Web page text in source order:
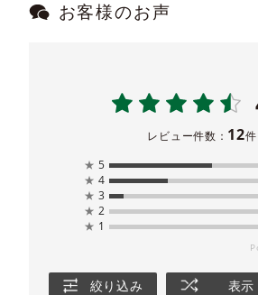
お客様のお声
レビュー件数： 12件
★ 5
★ 4
★ 3
★ 2
★ 1
絞り込み 表示